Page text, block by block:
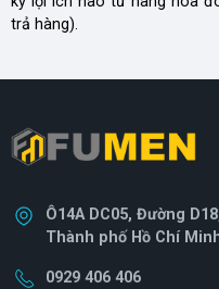
trả hàng).
Ô14A DC05, Đường
Thành phố Hồ Chí
0929 406 406